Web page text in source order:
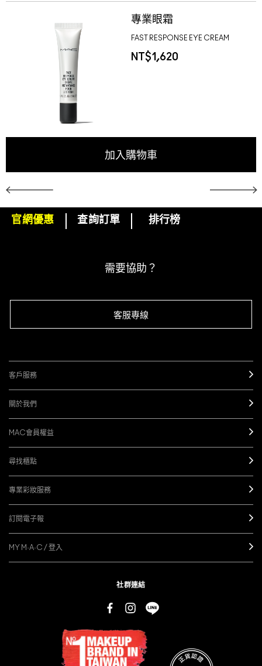
專業眼霜
FAST RESPONSE EYE CREAM
NT$1,620
加入購物車
下單即可挑選精美小贈品！
官網優惠 查詢訂單 排行榜
需要協助？
客服專線
客戶服務
關於我們
MAC會員權益
尋找櫃點
專業彩妝服務
訂閱電子報
MY M·A·C / 登入
社群連結